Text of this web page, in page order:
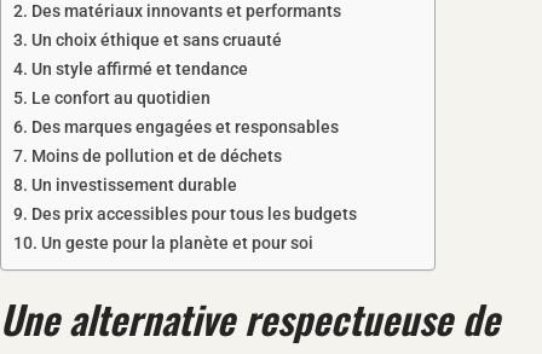
Des matériaux innovants et performants
Un choix éthique et sans cruauté
Un style affirmé et tendance
Le confort au quotidien
Des marques engagées et responsables
Moins de pollution et de déchets
Un investissement durable
Des prix accessibles pour tous les budgets
Un geste pour la planète et pour soi
Une alternative respectueuse de